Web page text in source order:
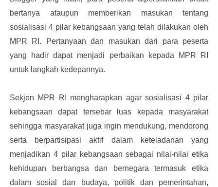
bertanya ataupun memberikan masukan tentang
sosialisasi 4 pilar kebangsaan yang telah dilakukan oleh
MPR RI. Pertanyaan dan masukan dari para peserta
yang hadir dapat menjadi perbaikan kepada MPR RI
untuk langkah kedepannya.
Sekjen MPR RI mengharapkan agar sosialisasi 4 pilar
kebangsaan dapat tersebar luas kepada masyarakat
sehingga masyarakat juga ingin mendukung, mendorong
serta berpartisipasi aktif dalam keteladanan yang
menjadikan 4 pilar kebangsaan sebagai nilai-nilai etika
kehidupan berbangsa dan bernegara termasuk etika
dalam sosial dan budaya, politik dan pemerintahan,